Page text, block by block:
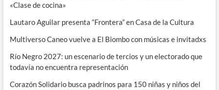
«Clase de cocina»
Lautaro Aguilar presenta “Frontera” en Casa de la Cultura
Multiverso Caneo vuelve a El Biombo con músicas e invitadxs
Río Negro 2027: un escenario de tercios y un electorado que
todavía no encuentra representación
Corazón Solidario busca padrinos para 150 niñas y niños del